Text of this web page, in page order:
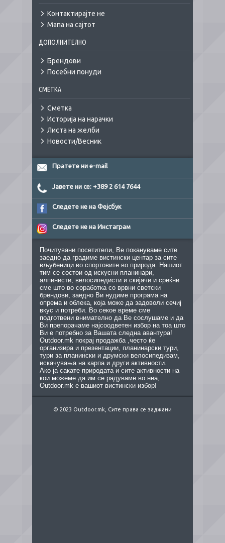
Контактирајте не
Мапа на сајтот
ДОПОЛНИТЕЛНО
Брендови
Посебни понуди
СМЕТКА
Сметка
Историја на нарачки
Листа на желби
Новости/Весник
Пратете ни e-mail
Јавете ни се: +389 2 614 7644
Следете не на Фејсбук
Следете не на Инстаграм
Почитувани посетители, Ве покануваме сите
заедно да градиме вистински центар за сите
вљубеници во спортовите во природа. Нашиот
тим се состои од искусни планинари,
алпинисти, велосипедисти и скијачи и среќни
сме што во соработка со врвни светски
брендови, заедно Ви нудиме програма на
опрема и облека, која може да задоволи сечиј
вкус и потреби. Во секое време сме
подготвени внимателно да Ве сослушаме и да
Ви препорачаме најсоодветен избор на тоа што
Ви е потребно за Вашата следна авантура!
Outdoor.mk покрај продажба ,често ќе
организира и презентации, планинарски тури,
тури за планински и друмски велосипедизам,
искачувања на карпа и други активности.
Ако ја сакате природата и сите активности на
кои можеме да им се радуваме во неа,
Outdoor.mk е вашиот вистински избор!
© 2023 Outdoor.mk, Сите права се заджани